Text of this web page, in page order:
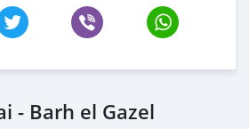
- Barh el Gazel